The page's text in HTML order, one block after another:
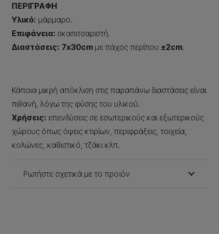
ΠΕΡΙΓΡΑΦΗ
Υλικό: μάρμαρο.
Επιφάνεια: σκαπιτσαριστή.
Διαστάσεις: 7x30cm με πάχος περίπου ±2cm.
Κάποια μικρή απόκλιση στις παραπάνω διαστάσεις είναι
πιθανή, λόγω της φύσης του υλικού.
Χρήσεις: επενδύσεις σε εσωτερικούς και εξωτερικούς
χώρους όπως όψεις κτιρίων, περιφράξεις, τοιχεία,
κολώνες, καθιστικό, τζάκι κλπ.
Ρωτήστε σχετικά με το προϊόν